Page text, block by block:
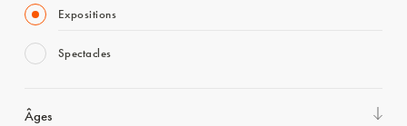
Expositions
Spectacles
Âges